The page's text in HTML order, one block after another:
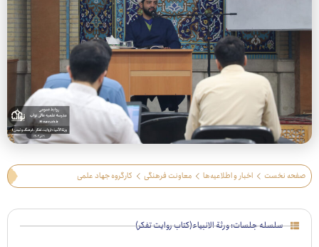
نخست اخبار و اطلاعیه‌ها معاونت فرهنگی کارگروه جهاد علمی
سلسله جلسات: ورثة الانبیاء(کتاب روایت تفکر)